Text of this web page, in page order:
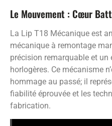
Le Mouvement : Cœur
La Lip T18 Mécanique est
mécanique à remontage
précision remarquable et
horlogères. Ce mécanisme
hommage au passé; il
fiabilité éprouvée et les
fabrication.